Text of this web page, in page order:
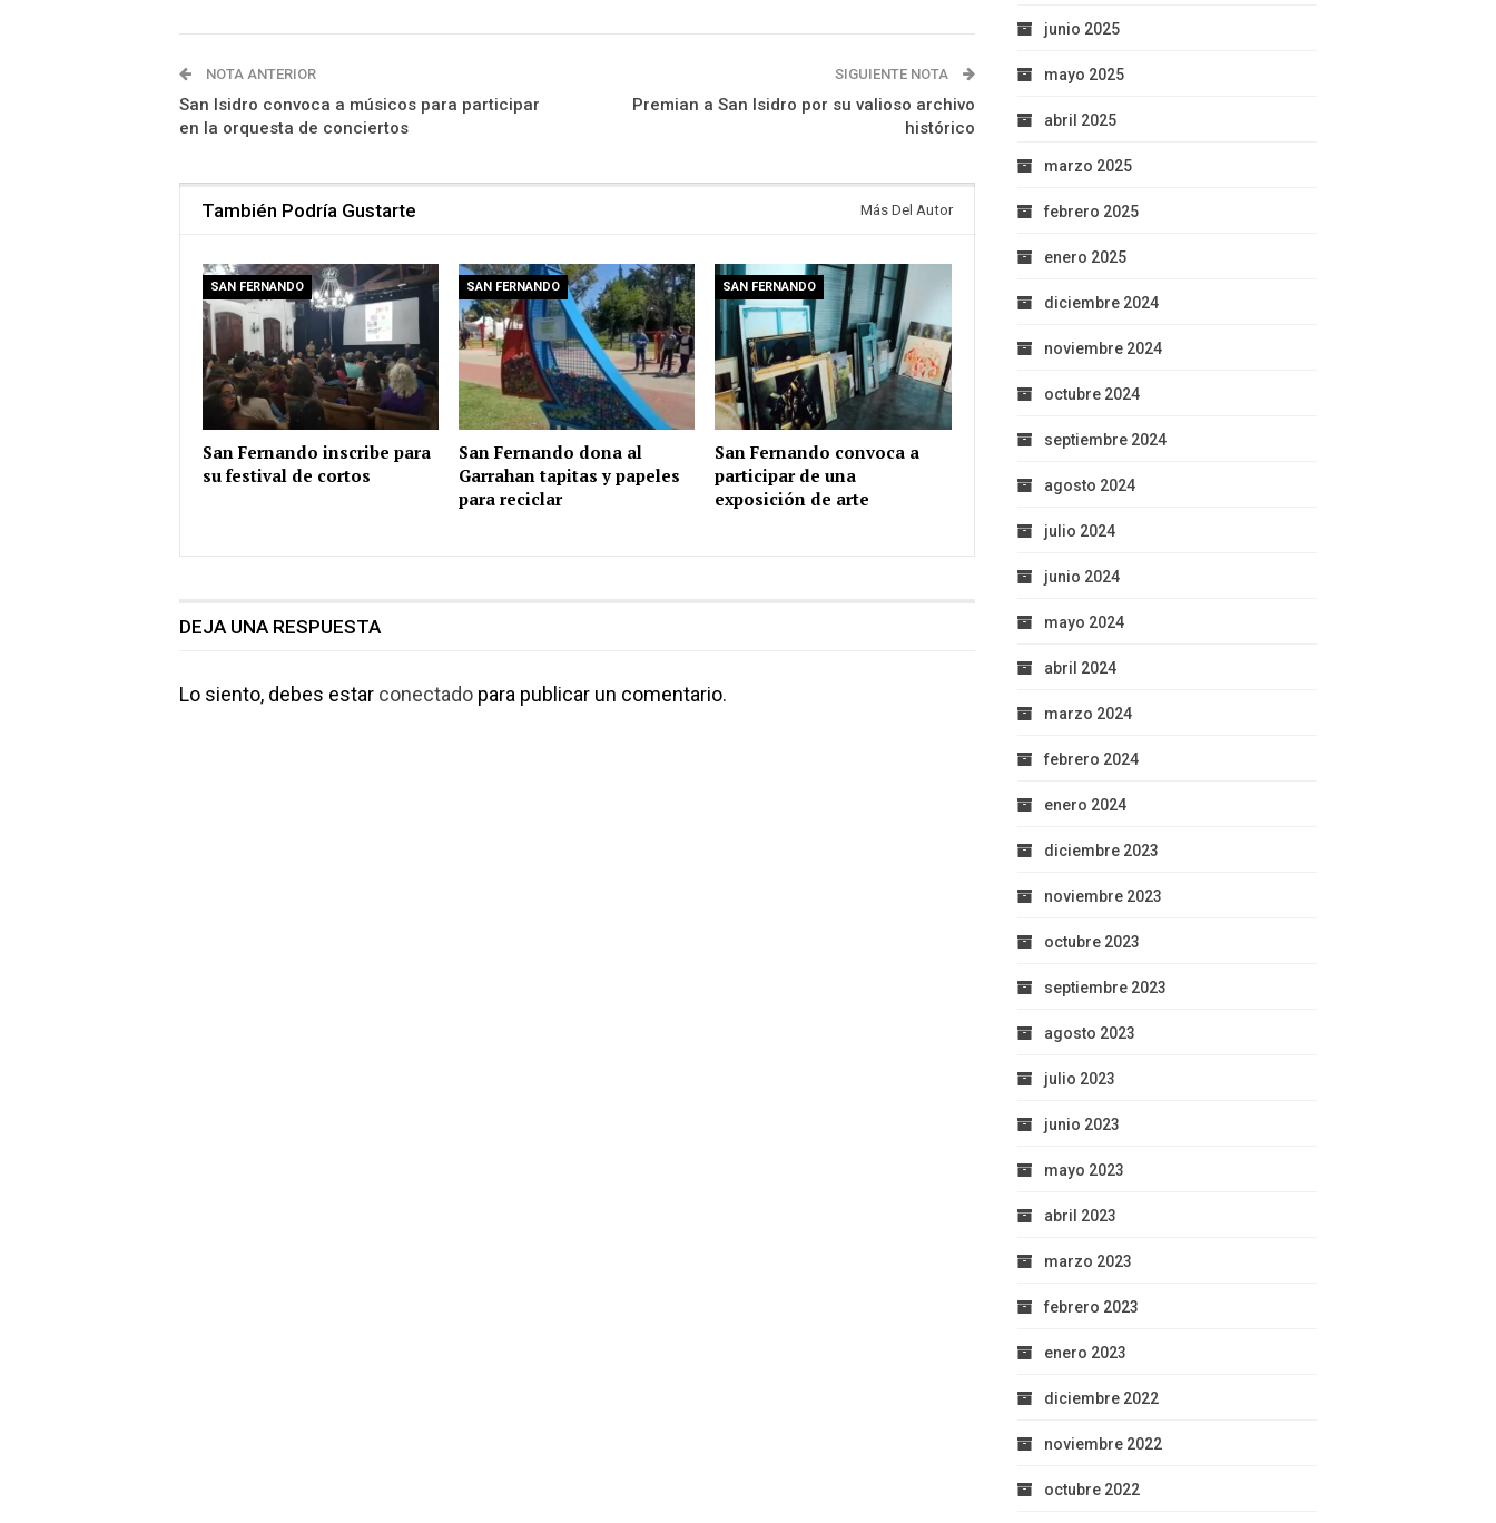
NOTA ANTERIOR
San Isidro convoca a músicos para participar
en la orquesta de conciertos
SIGUIENTE NOTA
Premian a San Isidro por su valioso archivo
histórico
También Podría Gustarte Más Del Autor
SAN FERNANDO
San Fernando inscribe para
su festival de cortos
SAN FERNANDO
San Fernando dona al
Garrahan tapitas y papeles
para reciclar
SAN FERNANDO
San Fernando convoca a
participar de una
exposición de arte
DEJA UNA RESPUESTA
Lo siento, debes estar conectado para publicar un comentario.
junio 2025
mayo 2025
abril 2025
marzo 2025
febrero 2025
enero 2025
diciembre 2024
noviembre 2024
octubre 2024
septiembre 2024
agosto 2024
julio 2024
junio 2024
mayo 2024
abril 2024
marzo 2024
febrero 2024
enero 2024
diciembre 2023
noviembre 2023
octubre 2023
septiembre 2023
agosto 2023
julio 2023
junio 2023
mayo 2023
abril 2023
marzo 2023
febrero 2023
enero 2023
diciembre 2022
noviembre 2022
octubre 2022